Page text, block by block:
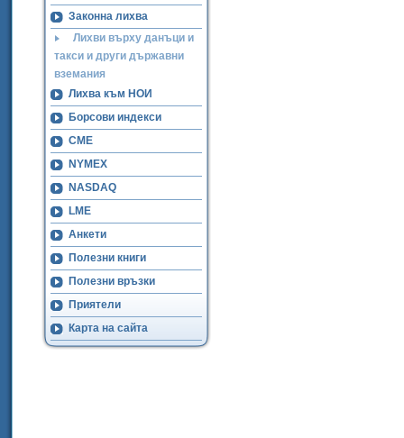
Законна лихва
Лихви върху данъци и
такси и други държавни
вземания
Лихва към НОИ
Борсови индекси
CME
NYMEX
NASDAQ
LME
Анкети
Полезни книги
Полезни връзки
Приятели
Карта на сайта